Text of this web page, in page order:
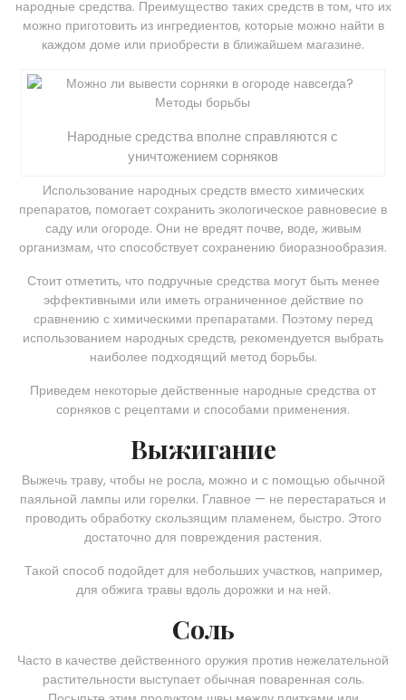
народные средства. Преимущество таких средств в том, что их
можно приготовить из ингредиентов, которые можно найти в
каждом доме или приобрести в ближайшем магазине.
Народные средства вполне справляются с
уничтожением сорняков
Использование народных средств вместо химических
препаратов, помогает сохранить экологическое равновесие в
саду или огороде. Они не вредят почве, воде, живым
организмам, что способствует сохранению биоразнообразия.
Стоит отметить, что подручные средства могут быть менее
эффективными или иметь ограниченное действие по
сравнению с химическими препаратами. Поэтому перед
использованием народных средств, рекомендуется выбрать
наиболее подходящий метод борьбы.
Приведем некоторые действенные народные средства от
сорняков с рецептами и способами применения.
Выжигание
Выжечь траву, чтобы не росла, можно и с помощью обычной
паяльной лампы или горелки. Главное — не перестараться и
проводить обработку скользящим пламенем, быстро. Этого
достаточно для повреждения растения.
Такой способ подойдет для небольших участков, например,
для обжига травы вдоль дорожки и на ней.
Соль
Часто в качестве действенного оружия против нежелательной
растительности выступает обычная поваренная соль.